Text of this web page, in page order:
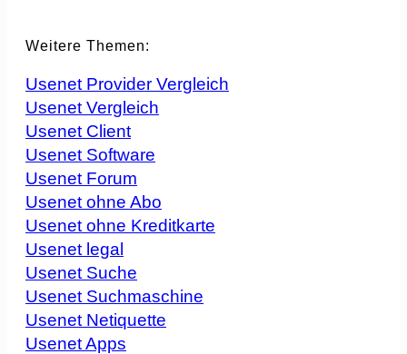
Weitere Themen:
Usenet Provider Vergleich
Usenet Vergleich
Usenet Client
Usenet Software
Usenet Forum
Usenet ohne Abo
Usenet ohne Kreditkarte
Usenet legal
Usenet Suche
Usenet Suchmaschine
Usenet Netiquette
Usenet Apps